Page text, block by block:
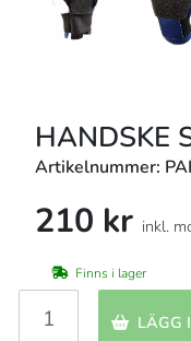
HANDSKE
Artikelnummer:
210 kr inkl.
Finns i lager
LÄGG